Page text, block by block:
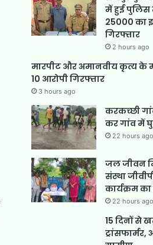
में हुई पुलिस
25000 का
गिरफ्तार
2 hours ago
मारपीट और अमानवीय कृत्य के
10 आरोपी गिरफ्तार
3 hours ago
करकच्छी
कर गांव में
22 hours ago
जल जीवन
संस्था
कार्यक्रम
22 hours ago
15 दिनों से